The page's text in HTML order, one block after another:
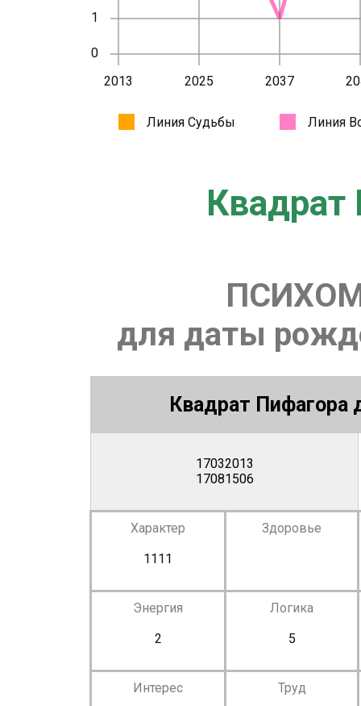
Квадрат
для даты
Квадрат Пифагора
17032013
17081506
Характер
1111
Здоровье
Энергия
2
Логика
5
Интерес
Труд